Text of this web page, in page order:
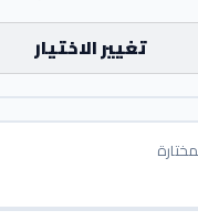
تغيير الاختيار